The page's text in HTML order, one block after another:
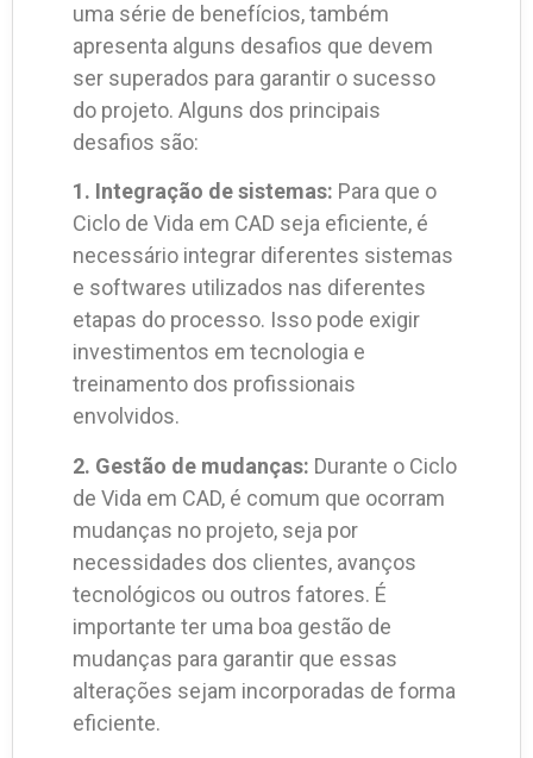
uma série de benefícios, também
apresenta alguns desafios que devem
ser superados para garantir o sucesso
do projeto. Alguns dos principais
desafios são:
1. Integração de sistemas: Para que o
Ciclo de Vida em CAD seja eficiente, é
necessário integrar diferentes sistemas
e softwares utilizados nas diferentes
etapas do processo. Isso pode exigir
investimentos em tecnologia e
treinamento dos profissionais
envolvidos.
2. Gestão de mudanças: Durante o Ciclo
de Vida em CAD, é comum que ocorram
mudanças no projeto, seja por
necessidades dos clientes, avanços
tecnológicos ou outros fatores. É
importante ter uma boa gestão de
mudanças para garantir que essas
alterações sejam incorporadas de forma
eficiente.